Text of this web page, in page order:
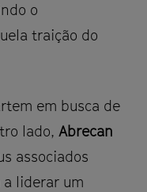
o
traição do
em busca de
lado, Abrecan
associados
a liderar um